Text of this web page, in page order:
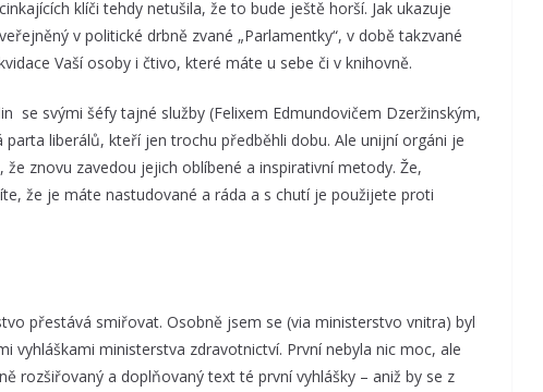
klíči tehdy netušila, že to bude ještě horší. Jak ukazuje
v politické drbně zvané „Parlamentky“, v době takzvané
Vaší osoby i čtivo, které máte u sebe či v knihovně.
se svými šéfy tajné služby (Felixem Edmundovičem Dzeržinským,
parta liberálů, kteří jen trochu předběhli dobu. Ale unijní orgáni je
znovu zavedou jejich oblíbené a inspirativní metody. Že,
že je máte nastudované a ráda a s chutí je použijete proti
přestává smiřovat. Osobně jsem se (via ministerstvo vnitra) byl
vyhláškami ministerstva zdravotnictví. První nebyla nic moc, ale
rozšiřovaný a doplňovaný text té první vyhlášky – aniž by se z